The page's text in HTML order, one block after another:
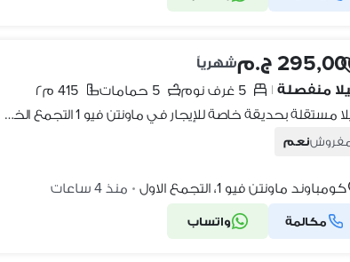
ج.م
شهرياً
منفصلة | 5 غرف نوم 5 حمامات
415 م٢
فيلا مستقلة بحديقة خاصة للإيجار في ماونتن فيو 1 التجمع الخامس
نعم
كومباوند ماونتن فيو 1، التجمع الاول • منذ 4 ساعات
مكالمة واتساب